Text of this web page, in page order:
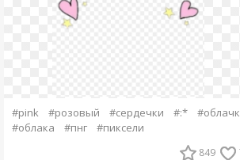
#pink #розовый #сердечки #:*
#облака
#пнг #пиксели
849